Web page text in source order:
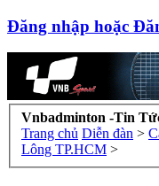
Đăng nhập hoặc
Vnbadminton -Tin
Trang chủ Diễn đàn >
Lông TP.HCM >